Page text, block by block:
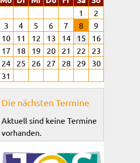
1
2
3
4 5 6 7 8
9
10
11 12 13 14 15
16
17
18 19 20 21 22
23
24
25 26 27 28 29
30
31
Die nächsten Termine
Aktuell sind keine Termine
vorhanden.